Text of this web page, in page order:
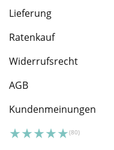
Lieferung
Ratenkauf
Widerrufsrecht
AGB
Kundenmeinungen